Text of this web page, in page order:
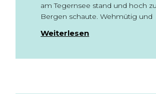
am Tegernsee stand und hoch
Bergen schaute. Wehmütig und
Weiterlesen